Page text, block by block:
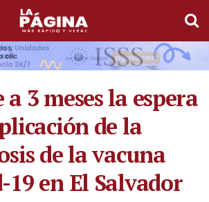
a 3 meses la espera
de la
de la vacuna
en El Salvador